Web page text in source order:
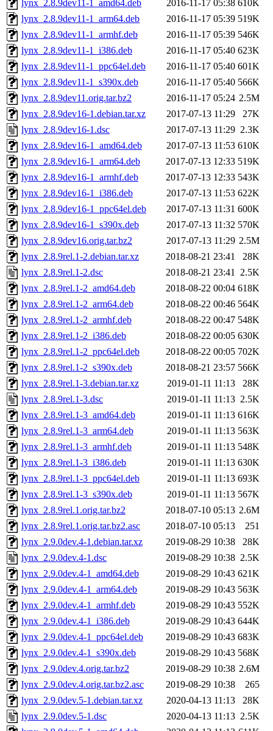
lynx_2.8.9dev11-1_amd64.deb
2016-11-17 05:38 610K
lynx_2.8.9dev11-1_arm64.deb
2016-11-17 05:39 519K
lynx_2.8.9dev11-1_armhf.deb
2016-11-17 05:39 546K
lynx_2.8.9dev11-1_i386.deb
2016-11-17 05:40 623K
lynx_2.8.9dev11-1_ppc64el.deb
2016-11-17 05:40 601K
lynx_2.8.9dev11-1_s390x.deb
2016-11-17 05:40 566K
lynx_2.8.9dev11.orig.tar.bz2
2016-11-17 05:24 2.5M
lynx_2.8.9dev16-1.debian.tar.xz
2017-07-13 11:29
27K
lynx_2.8.9dev16-1.dsc
2017-07-13 11:29 2.3K
lynx_2.8.9dev16-1_amd64.deb
2017-07-13 11:53 610K
lynx_2.8.9dev16-1_arm64.deb
2017-07-13 12:33 519K
lynx_2.8.9dev16-1_armhf.deb
2017-07-13 12:33 543K
lynx_2.8.9dev16-1_i386.deb
2017-07-13 11:53 622K
lynx_2.8.9dev16-1_ppc64el.deb
2017-07-13 11:31 600K
lynx_2.8.9dev16-1_s390x.deb
2017-07-13 11:32 570K
lynx_2.8.9dev16.orig.tar.bz2
2017-07-13 11:29 2.5M
lynx_2.8.9rel.1-2.debian.tar.xz
2018-08-21 23:41
28K
lynx_2.8.9rel.1-2.dsc
2018-08-21 23:41 2.5K
lynx_2.8.9rel.1-2_amd64.deb
2018-08-22 00:04 618K
lynx_2.8.9rel.1-2_arm64.deb
2018-08-22 00:46 564K
lynx_2.8.9rel.1-2_armhf.deb
2018-08-22 00:47 548K
lynx_2.8.9rel.1-2_i386.deb
2018-08-22 00:05 630K
lynx_2.8.9rel.1-2_ppc64el.deb
2018-08-22 00:05 702K
lynx_2.8.9rel.1-2_s390x.deb
2018-08-21 23:57 566K
lynx_2.8.9rel.1-3.debian.tar.xz
2019-01-11 11:13
28K
lynx_2.8.9rel.1-3.dsc
2019-01-11 11:13 2.5K
lynx_2.8.9rel.1-3_amd64.deb
2019-01-11 11:13 616K
lynx_2.8.9rel.1-3_arm64.deb
2019-01-11 11:13 563K
lynx_2.8.9rel.1-3_armhf.deb
2019-01-11 11:13 548K
lynx_2.8.9rel.1-3_i386.deb
2019-01-11 11:13 630K
lynx_2.8.9rel.1-3_ppc64el.deb
2019-01-11 11:13 693K
lynx_2.8.9rel.1-3_s390x.deb
2019-01-11 11:13 567K
lynx_2.8.9rel.1.orig.tar.bz2
2018-07-10 05:13 2.6M
lynx_2.8.9rel.1.orig.tar.bz2.asc
2018-07-10 05:13
251
lynx_2.9.0dev.4-1.debian.tar.xz
2019-08-29 10:38
28K
lynx_2.9.0dev.4-1.dsc
2019-08-29 10:38 2.5K
lynx_2.9.0dev.4-1_amd64.deb
2019-08-29 10:43 621K
lynx_2.9.0dev.4-1_arm64.deb
2019-08-29 10:43 563K
lynx_2.9.0dev.4-1_armhf.deb
2019-08-29 10:43 552K
lynx_2.9.0dev.4-1_i386.deb
2019-08-29 10:43 644K
lynx_2.9.0dev.4-1_ppc64el.deb
2019-08-29 10:43 683K
lynx_2.9.0dev.4-1_s390x.deb
2019-08-29 10:43 568K
lynx_2.9.0dev.4.orig.tar.bz2
2019-08-29 10:38 2.6M
lynx_2.9.0dev.4.orig.tar.bz2.asc
2019-08-29 10:38
265
lynx_2.9.0dev.5-1.debian.tar.xz
2020-04-13 11:13
28K
lynx_2.9.0dev.5-1.dsc
2020-04-13 11:13 2.5K